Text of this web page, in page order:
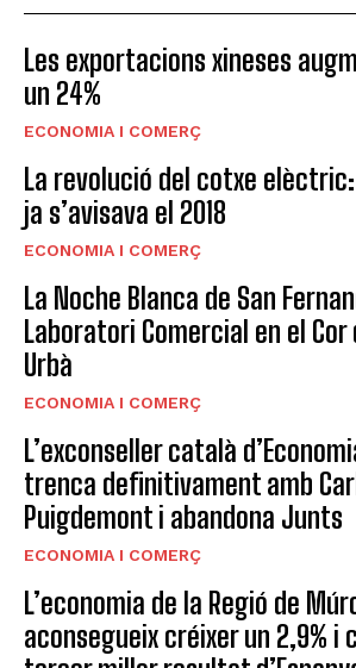
Les exportacions xineses
un 24%
ECONOMIA I COMERÇ
La revolució del cotxe
ja s’avisava el 2018
ECONOMIA I COMERÇ
La Noche Blanca de San
Laboratori Comercial en el Cor
Urbà
ECONOMIA I COMERÇ
L’exconseller català
trenca definitivament amb
Puigdemont i abandona Junts
ECONOMIA I COMERÇ
L’economia de la Regió de
aconsegueix créixer un 2,9% i